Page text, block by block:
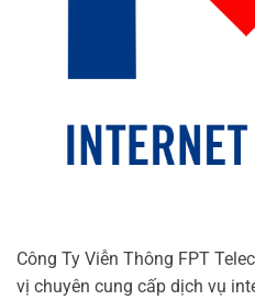
Công Ty Viễn Thông FPT
vị chuyên cung cấp dịch vụ